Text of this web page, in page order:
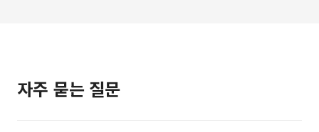
자주 묻는 질문